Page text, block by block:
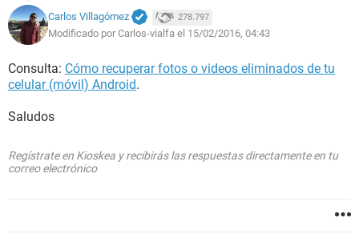
Carlos Villagómez 278.797
Modificado por Carlos-vialfa el 15/02/2016, 04:43
Consulta: Cómo recuperar fotos o videos eliminados de tu
celular (móvil) Android.
Saludos
Regístrate en Kioskea y recibirás las respuestas directamente en tu
correo electrónico